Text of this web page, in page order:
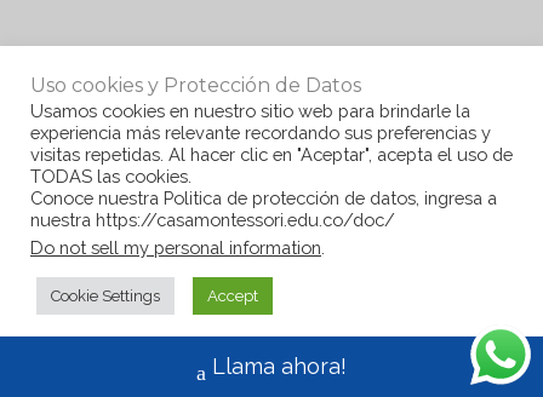
Uso cookies y Protección de Datos
Usamos cookies en nuestro sitio web para brindarle la
experiencia más relevante recordando sus preferencias y
visitas repetidas. Al hacer clic en "Aceptar", acepta el uso de
TODAS las cookies.
Conoce nuestra Politica de protección de datos, ingresa a
nuestra https://casamontessori.edu.co/doc/
Do not sell my personal information
Cookie Settings Accept
Llama ahora!